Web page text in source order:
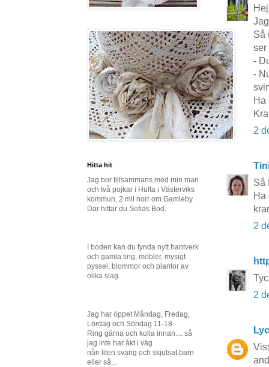
Så
ser
-
-
Ha
2
Så
Ha
2
2
Hitta hit
Jag bor tillsammans med min man
och två pojkar i Hulta i Västerviks
kommun, 2 mil norr om Gamleby.
Där hittar du Sofias Bod.
I boden kan du fynda nytt hantverk
och gamla ting, möbler, mysigt
pyssel, blommor och plantor av
olika slag.
Jag har öppet Måndag, Fredag,
Lördag och Söndag 11-18
Ring gärna och kolla innan.... så
jag inte har åkt i väg
nån liten sväng och skjutsat barn
eller så...